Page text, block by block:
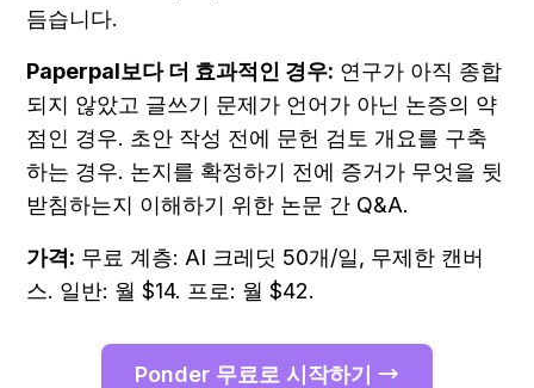
듬습니다.
Paperpal보다 더 효과적인 경우: 연구가 아직 종합
되지 않았고 글쓰기 문제가 언어가 아닌 논증의 약
점인 경우. 초안 작성 전에 문헌 검토 개요를 구축
하는 경우. 논지를 확정하기 전에 증거가 무엇을 뒷
받침하는지 이해하기 위한 논문 간 Q&A.
가격: 무료 계층: AI 크레딧 50개/일, 무제한 캔버
스. 일반: 월 $14. 프로: 월 $42.
Ponder 무료로 시작하기 →